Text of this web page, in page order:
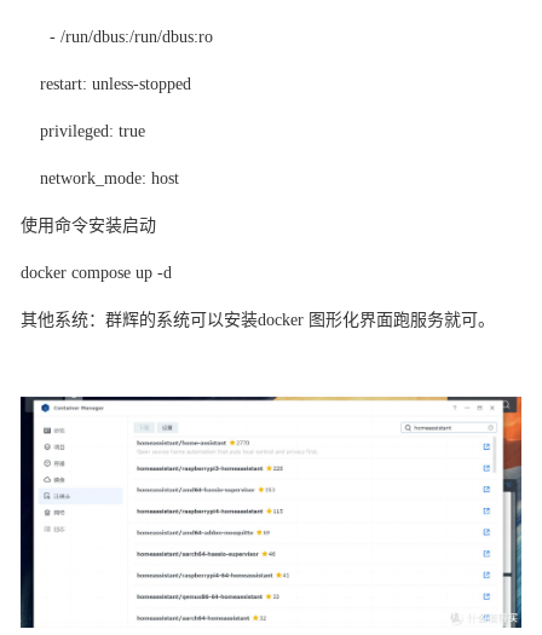
- /run/dbus:/run/dbus:ro
restart: unless-stopped
privileged: true
network_mode: host
使用命令安装启动
docker compose up -d
其他系统：群辉的系统可以安装docker 图形化界面跑服务就可。